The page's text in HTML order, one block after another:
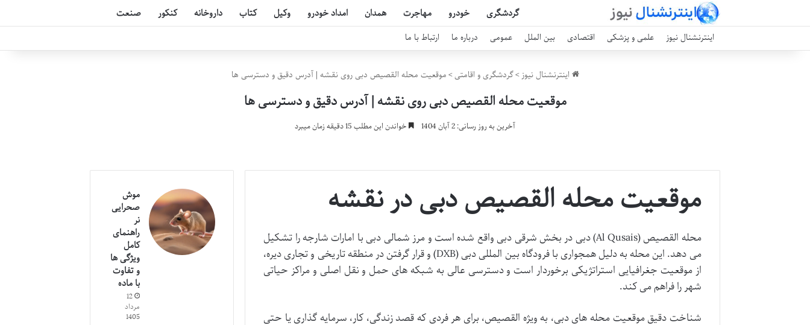
گردشگری خودرو مهاجرت همدان امداد خودرو وکیل کتاب داروخانه کنکور صنعت
اینترنشنال نیوز علمی و پزشکی اقتصادی بین الملل عمومی درباره ما ارتباط با ما
اینترنشنال نیوز>گردشگری و اقامتی>موقعیت محله القصیص دبی روی نقشه | آدرس دقیق و دسترسی ها
موقعیت محله القصیص دبی روی نقشه | آدرس دقیق و دسترسی ها
آخرین به روز رسانی: 2 آبان 1404 خواندن این مطلب 15 دقیقه زمان میبرد
موقعیت محله القصیص دبی در نقشه
محله القصیص (Al Qusais) دبی در بخش شرقی دبی واقع شده است و مرز شمالی دبی با امارات شارجه را تشکیل
می دهد. این محله به دلیل همجواری با فرودگاه بین المللی دبی (DXB) و قرار گرفتن در منطقه تاریخی و تجاری دیره،
از موقعیت جغرافیایی استراتژیکی برخوردار است و دسترسی عالی به شبکه های حمل و نقل اصلی و مراکز حیاتی
شهر را فراهم می کند.
شناخت دقیق موقعیت محله های دبی، به ویژه القصیص، برای هر فردی که قصد زندگی، کار، سرمایه گذاری یا حتی
موش
صحرایی
نر
راهنمای
کامل
ویژگی ها
و تفاوت
با ماده
12
مرداد
1405